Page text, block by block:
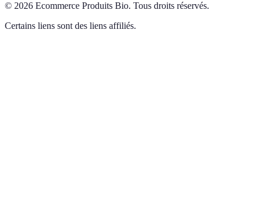
© 2026 Ecommerce Produits Bio. Tous droits réservés.
Certains liens sont des liens affiliés.